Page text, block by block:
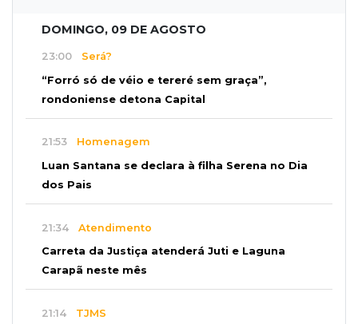
DOMINGO, 09 DE AGOSTO
23:00 Será?
“Forró só de véio e tereré sem graça”,
rondoniense detona Capital
21:53 Homenagem
Luan Santana se declara à filha Serena no Dia
dos Pais
21:34 Atendimento
Carreta da Justiça atenderá Juti e Laguna
Carapã neste mês
21:14 TJMS